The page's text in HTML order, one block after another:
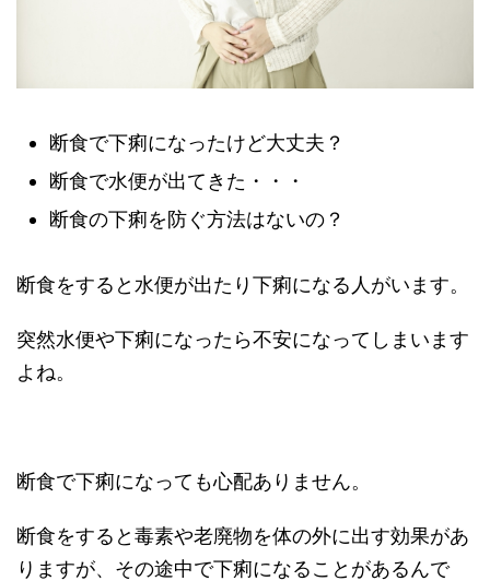
断食で下痢になったけど大丈夫？
断食で水便が出てきた・・・
断食の下痢を防ぐ方法はないの？
断食をすると水便が出たり下痢になる人がいます。
突然水便や下痢になったら不安になってしまいます
よね。
断食で下痢になっても心配ありません。
断食をすると毒素や老廃物を体の外に出す効果があ
りますが、その途中で下痢になることがあるんで